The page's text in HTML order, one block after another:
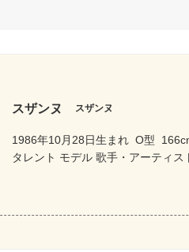
スザンヌ スザンヌ
1986年10月28日生まれ O型
タレント モデル 歌手・アーティ